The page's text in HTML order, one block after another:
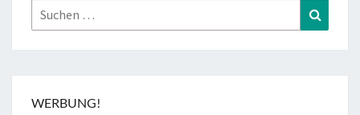
Suchen
nach:
WERBUNG!